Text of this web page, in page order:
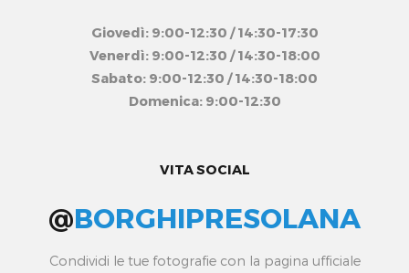
Giovedì: 9:00-12:30 / 14:30-17:30
Venerdì: 9:00-12:30 / 14:30-18:00
Sabato: 9:00-12:30 / 14:30-18:00
Domenica: 9:00-12:30
VITA SOCIAL
@BORGHIPRESOLANA
Condividi le tue fotografie con la pagina ufficiale